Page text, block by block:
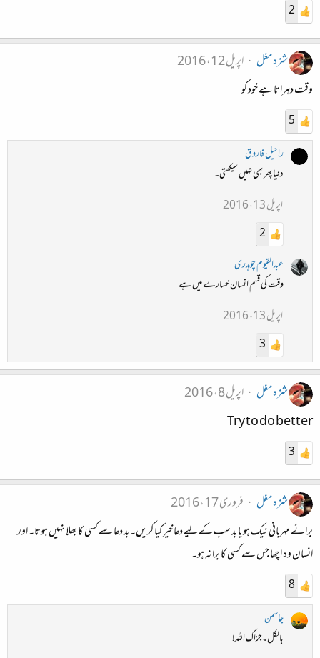
2
شزہ مغل
اپریل 12، 2016
وقت دہراتا ہے خود کو
5
راحیل فاروق
دنیا پھر بھی نہیں سیکھتی۔
اپریل 13، 2016
2
عبدالقیوم چوہدری
وقت کی قسم انسان خسارے میں ہے
اپریل 13، 2016
3
شزہ مغل
اپریل 8، 2016
Try to do better
3
شزہ مغل
فروری 17، 2016
برائے مہربانی نیک ہو یا بد سب کے لیے دعا خیر کیا کریں۔ بد دعا سے کسی کا بھلا نہیں ہوتا۔ اور
انسان وہ اچھا جس سے کسی کا برا نہ ہو۔
8
جاسمن
بالکل۔جزاک اللہ!